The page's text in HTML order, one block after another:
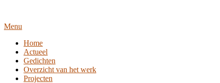
Menu
Home
Actueel
Gedichten
Overzicht van het werk
Projecten